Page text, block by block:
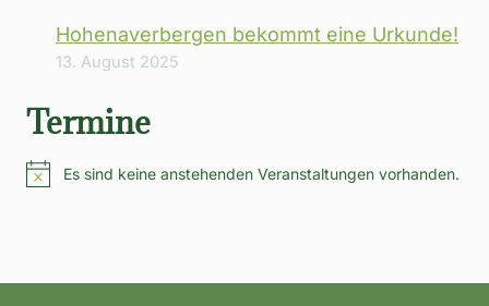
Hohenaverbergen bekommt eine Urkunde!
13. August 2025
Termine
HinweisEs sind keine anstehenden Veranstaltungen vorhanden.